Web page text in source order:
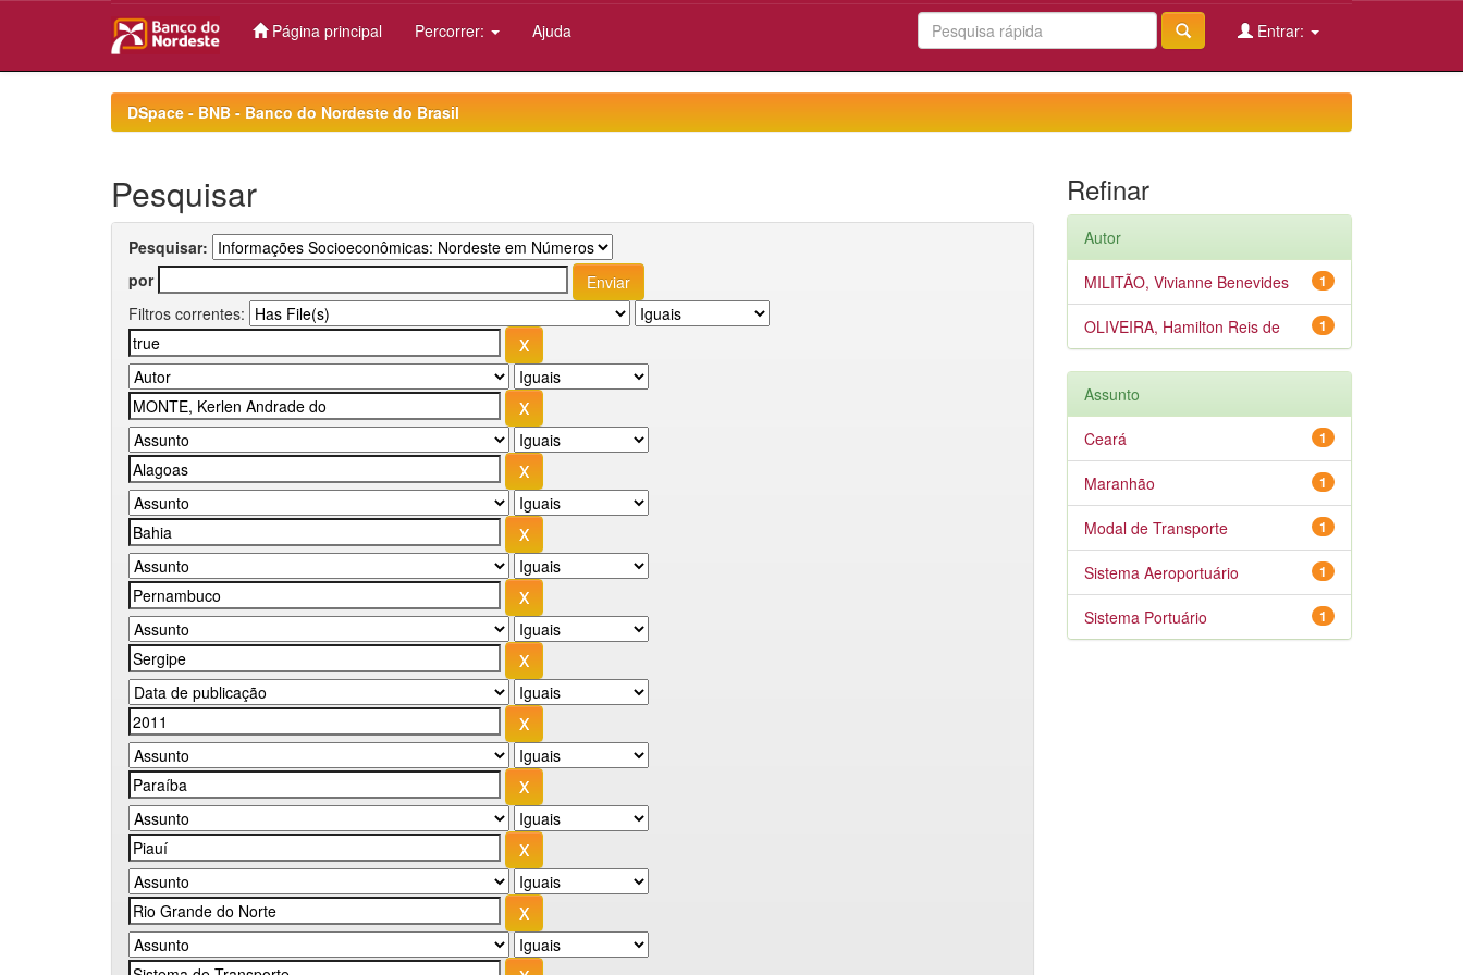
Página principal Percorrer: Ajuda Entrar:
DSpace - BNB - Banco do Nordeste do Brasil
Pesquisar
Pesquisar:
por
Filtros correntes:
Refinar
Autor
1
MILITÃO, Vivianne Benevides
1
OLIVEIRA, Hamilton Reis de
Assunto
1
Ceará
1
Maranhão
1
Modal de Transporte
1
Sistema Aeroportuário
1
Sistema Portuário